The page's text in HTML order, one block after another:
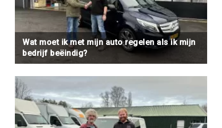
Wat moet ik met mijn auto regelen als ik mijn
bedrijf beëindig?